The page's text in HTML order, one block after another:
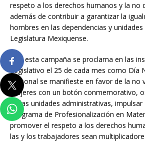
respeto a los derechos humanos y la no
además de contribuir a garantizar la
hombres en las dependencias y
Legislatura Mexiquense.
Con esta campaña se proclama en las
Legislativo el 25 de cada mes como Día
personal se manifieste en favor de la no
mujeres con un botón conmemorativo,
en las unidades administrativas, impulsar
Programa de Profesionalización en
promover el respeto a los derechos
las y los trabajadores sean